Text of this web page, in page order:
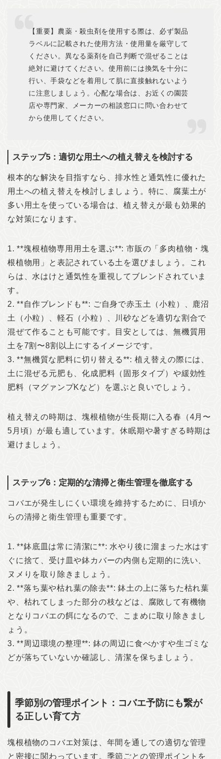
【重要】農薬・殺虫剤を使用する際は、必ず製品
ラベルに記載された使用方法・使用量を厳守して
ください。異なる薬剤を自己判断で混ぜることは
絶対に避けてください。使用前には換気を十分に
行い、手袋などを着用して肌に直接触れないよう
に注意しましょう。心配な場合は、お近くの園芸
店や専門家、メーカーの相談窓口に問い合わせて
から使用してください。
ステップ5：適切な用土への植え替えを検討する
根本的な解決を目指すなら、排水性と通気性に優れた
用土への植え替えを検討しましょう。特に、腐葉土が
多い用土を使っている場合は、植え替えが最も効果的
な対策になります。
1. **塊根植物専用用土を選ぶ**: 市販の「多肉植物・塊
根植物用」と表記されている土を選びましょう。これ
らは、水はけと通気性を重視してブレンドされていま
す。
2. **自作ブレンドも**: ご自身で赤玉土（小粒）、鹿沼
土（小粒）、軽石（小粒）、川砂などを適切な割合で
混ぜて作ることも可能です。目安としては、無機質用
土を7割〜8割以上にするイメージです。
3. **無機質な肥料に切り替える**: 植え替えの際には、
土に混ぜる元肥も、化成肥料（固形タイプ）や緩効性
肥料（マグァンプKなど）を選ぶと良いでしょう。
植え替えの時期は、塊根植物が生長期に入る春（4月〜
5月頃）が最も適しています。休眠期や暑すぎる時期は
避けましょう。
ステップ6：定期的な清掃と衛生管理を徹底する
コバエが発生しにくい環境を維持するために、日頃か
らの清掃と衛生管理も重要です。
1. **鉢底皿は常に清潔に**: 水やり後に溜まった水はす
ぐに捨て、受け皿や鉢カバーの内側も定期的に洗い、
ヌメりを取り除きましょう。
2. **落ち葉や枯れ葉の除去**: 鉢土の上に落ちた枯れ葉
や、枯れてしまった部分の枝などは、腐敗して有機物
となりコバエの餌になるので、こまめに取り除きまし
ょう。
3. **周辺環境の整理**: 鉢の周辺に食べかすや生ゴミな
どが落ちていないか確認し、清潔を保ちましょう。
季節別の管理ポイント：コバエ予防にも繋が
る正しい育て方
塊根植物のコバエ対策は、年間を通しての適切な管理
と密接に関わっています。季節ごとの管理ポイントを